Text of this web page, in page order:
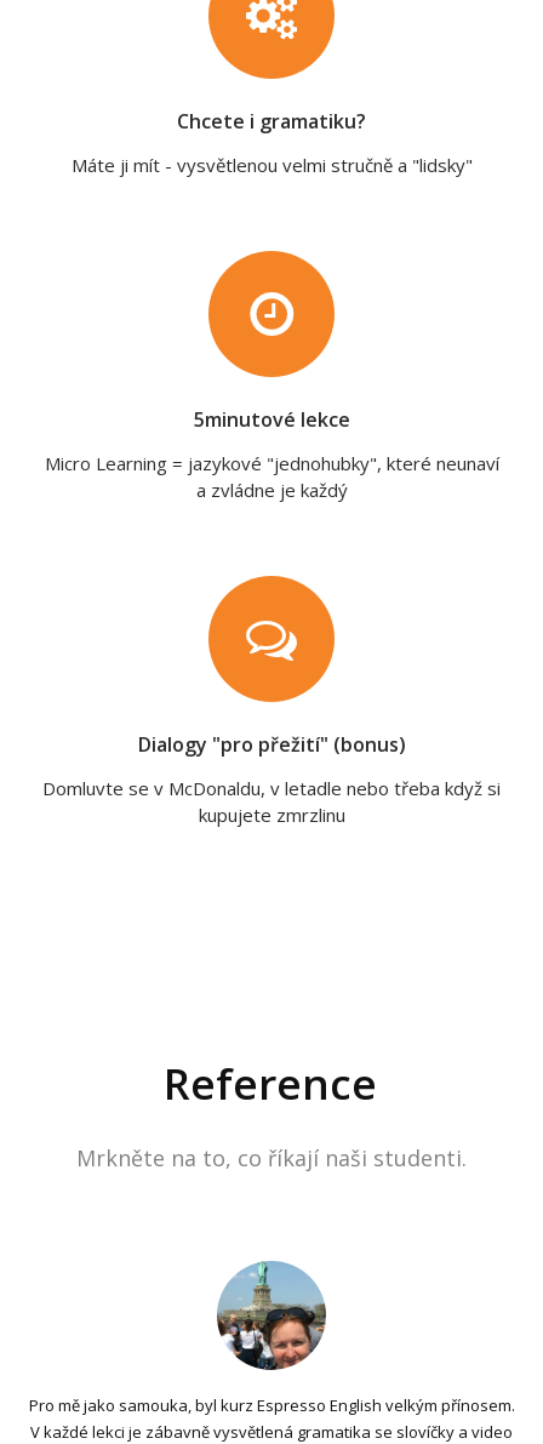
Chcete i gramatiku?
Máte ji mít - vysvětlenou velmi stručně a "lidsky"
5minutové lekce
Micro Learning = jazykové "jednohubky", které neunaví
a zvládne je každý
Dialogy "pro přežití" (bonus)
Domluvte se v McDonaldu, v letadle nebo třeba když si
kupujete zmrzlinu
Reference
Mrkněte na to, co říkají naši studenti.
Pro mě jako samouka, byl kurz Espresso English velkým přínosem.
V každé lekci je zábavně vysvětlená gramatika se slovíčky a video